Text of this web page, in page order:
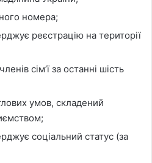
номера;
реєстрацію на території
сім’ї за останні шість
умов, складений
соціальний статус (за